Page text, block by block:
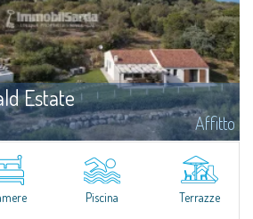
Estate
Affitto
colline di Cugnana, a pochi minuti da Porto
della Costa Smeralda, proponiamo in...
Piscina Terrazze